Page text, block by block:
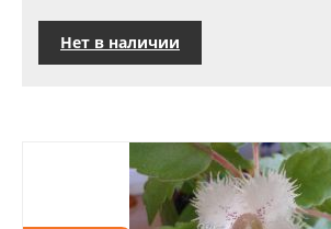
Нет в наличии